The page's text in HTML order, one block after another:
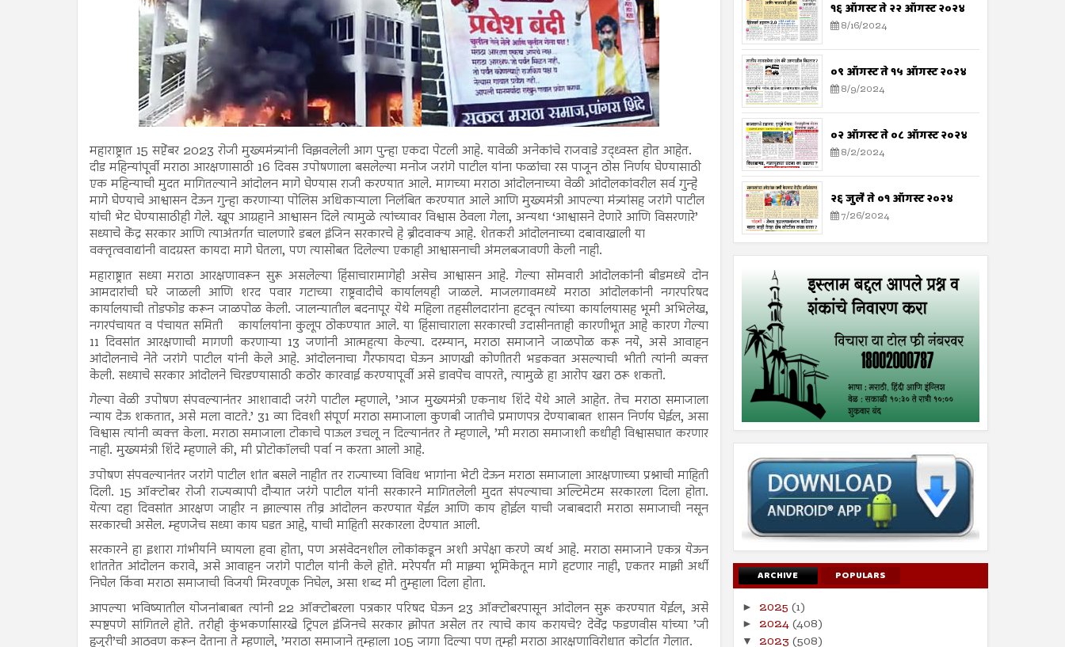
महाराष्ट्रात 15 सप्टेंबर 2023 रोजी मुख्यमंत्र्यांनी विझवलेली आग पुन्हा एकदा पेटली आहे. यावेळी अनेकांचे राजवाडे उद्ध्वस्त होत आहेत.
दीड महिन्यांपूर्वी मराठा आरक्षणासाठी 16 दिवस उपोषणाला बसलेल्या मनोज जरांगे पाटील यांना फळांचा रस पाजून ठोस निर्णय घेण्यासाठी
एक महिन्याची मुदत मागितल्याने आंदोलन मागे घेण्यास राजी करण्यात आले. मागच्या मराठा आंदोलनाच्या वेळी आंदोलकांवरील सर्व गुन्हे
मागे घेण्याचे आश्वासन देऊन गुन्हा करणाऱ्या पोलिस अधिकाऱ्याला निलंबित करण्यात आले आणि मुख्यमंत्री आपल्या मंत्र्यांसह जरांगे पाटील
यांची भेट घेण्यासाठीही गेले. खूप आग्रहाने आश्वासन दिले त्यामुळे त्यांच्यावर विश्वास ठेवला गेला, अन्यथा ‘आश्वासने देणारे आणि विसरणारे’
सध्याचे केंद्र सरकार आणि त्याअंतर्गत चालणारे डबल इंजिन सरकारचे हे ब्रीदवाक्य आहे. शेतकरी आंदोलनाच्या दबावाखाली या
वक्तृत्ववाद्यांनी वादग्रस्त कायदा मागे घेतला, पण त्यासोबत दिलेल्या एकाही आश्वासनाची अंमलबजावणी केली नाही.
महाराष्ट्रात सध्या मराठा आरक्षणावरून सुरू असलेल्या हिंसाचारामागेही असेच आश्वासन आहे. गेल्या सोमवारी आंदोलकांनी बीडमध्ये दोन
आमदारांची घरे जाळली आणि शरद पवार गटाच्या राष्ट्रवादीचे कार्यालयही जाळले. माजलगावमध्ये मराठा आंदोलकांनी नगरपरिषद
कार्यालयाची तोडफोड करून जाळपोळ केली. जालन्यातील बदनापूर येथे महिला तहसीलदारांना हटवून त्यांच्या कार्यालयासह भूमी अभिलेख,
नगरपंचायत व पंचायत समिती कार्यालयांना कुलूप ठोकण्यात आले. या हिंसाचाराला सरकारची उदासीनताही कारणीभूत आहे कारण गेल्या
11 दिवसांत आरक्षणाची मागणी करणाऱ्या 13 जणांनी आत्महत्या केल्या. दरम्यान, मराठा समाजाने जाळपोळ करू नये, असे आवाहन
आंदोलनाचे नेते जरांगे पाटील यांनी केले आहे. आंदोलनाचा गैरफायदा घेऊन आणखी कोणीतरी भडकवत असल्याची भीती त्यांनी व्यक्त
केली. सध्याचे सरकार आंदोलने चिरडण्यासाठी कठोर कारवाई करण्यापूर्वी असे डावपेच वापरते, त्यामुळे हा आरोप खरा ठरू शकतो.
गेल्या वेळी उपोषण संपवल्यानंतर आशावादी जरंगे पाटील म्हणाले, ’आज मुख्यमंत्री एकनाथ शिंदे येथे आले आहेत. तेच मराठा समाजाला
न्याय देऊ शकतात, असे मला वाटते.’ 31 व्या दिवशी संपूर्ण मराठा समाजाला कुणबी जातीचे प्रमाणपत्र देण्याबाबत शासन निर्णय घेईल, असा
विश्वास त्यांनी व्यक्त केला. मराठा समाजाला टोकाचे पाऊल उचलू न दिल्यानंतर ते म्हणाले, ’मी मराठा समाजाशी कधीही विश्वासघात करणार
नाही. मुख्यमंत्री शिंदे म्हणाले की, मी प्रोटोकॉलची पर्वा न करता आलो आहे.
उपोषण संपवल्यानंतर जरांगे पाटील शांत बसले नाहीत तर राज्याच्या विविध भागांना भेटी देऊन मराठा समाजाला आरक्षणाच्या प्रश्नाची माहिती
दिली. 15 ऑक्टोबर रोजी राज्यव्यापी दौऱ्यात जरंगे पाटील यांनी सरकारने मागितलेली मुदत संपल्याचा अल्टिमेटम सरकारला दिला होता.
येत्या दहा दिवसांत आरक्षण जाहीर न झाल्यास तीव्र आंदोलन करण्यात येईल आणि काय होईल याची जबाबदारी मराठा समाजाची नसून
सरकारची असेल. म्हणजेच सध्या काय घडत आहे, याची माहिती सरकारला देण्यात आली.
सरकारने हा इशारा गांभीर्याने घ्यायला हवा होता, पण असंवेदनशील लोकांकडून अशी अपेक्षा करणे व्यर्थ आहे. मराठा समाजाने एकत्र येऊन
शांततेत आंदोलन करावे, असे आवाहन जरांगे पाटील यांनी केले होते. मरेपर्यंत मी माझ्या भूमिकेतून मागे हटणार नाही, एकतर माझी अर्थी
निघेल किंवा मराठा समाजाची विजयी मिरवणूक निघेल, असा शब्द मी तुम्हाला दिला होता.
आपल्या भविष्यातील योजनांबाबत त्यांनी 22 ऑक्टोबरला पत्रकार परिषद घेऊन 23 ऑक्टोबरपासून आंदोलन सुरू करण्यात येईल, असे
स्पष्टपणे सांगितले होते. तरीही कुंभकर्णासारखे ट्रिपल इंजिनचे सरकार झोपत असेल तर त्याचे काय करायचे? देवेंद्र फडणवीस यांच्या ’जी
हुजुरी’ची आठवण करून देताना ते म्हणाले, ’मराठा समाजाने तुम्हाला 105 जागा दिल्या पण तुम्ही मराठा आरक्षणाविरोधात कोर्टात गेलात.
१६ ऑगस्ट ते २२ ऑगस्ट २०२४
8/16/2024
०९ ऑगस्ट ते १५ ऑगस्ट २०२४
8/9/2024
०२ ऑगस्ट ते ०८ ऑगस्ट २०२४
8/2/2024
२६ जुलै ते ०१ ऑगस्ट २०२४
7/26/2024
ARCHIVE POPULARS
► 2025 (1)
► 2024(408)
▼ 2023 (508)